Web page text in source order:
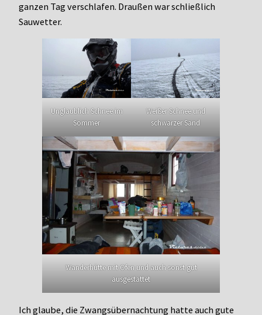
ganzen Tag verschlafen. Draußen war schließlich
Sauwetter.
Unglaublich Schnee im
Sommer
Weißer Schnee und
schwarzer Sand
Wanderhütte mit Ofen und auch sonst gut
ausgestattet
Ich glaube, die Zwangsübernachtung hatte auch gute